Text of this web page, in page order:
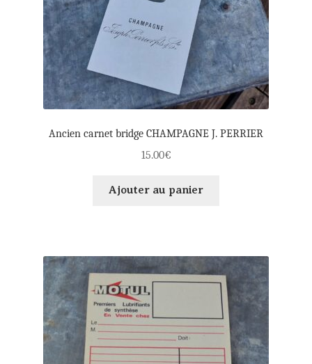
Ancien carnet bridge CHAMPAGNE J. PERRIER
15.00€
Ajouter au panier